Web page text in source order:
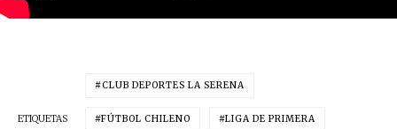
ETIQUETAS
CLUB DEPORTES LA SERENA
FÚTBOL CHILENO LIGA DE PRIMERA